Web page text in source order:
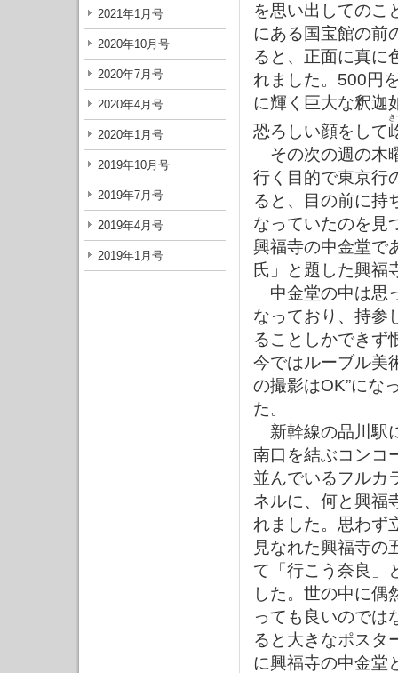
2021年1月号
2020年10月号
2020年7月号
2020年4月号
2020年1月号
2019年10月号
2019年7月号
2019年4月号
2019年1月号
を思い出してのこ
にある国宝館の前
ると、正面に真に
れました。500円
に輝く巨大な釈迦
恐ろしい顔をして
その次の週の木
行く目的で東京行
ると、目の前に持
なっていたのを見
興福寺の中金堂で
氏」と題した興福
中金堂の中は思
なっており、持参
ることしかできず
今ではルーブル美
の撮影はOK”にな
た。
新幹線の品川駅
南口を結ぶコンコ
並んでいるフルカ
ネルに、何と興福
れました。思わず
見なれた興福寺の
て「行こう奈良」
した。世の中に偶
っても良いのでは
ると大きなポスタ
に興福寺の中金堂